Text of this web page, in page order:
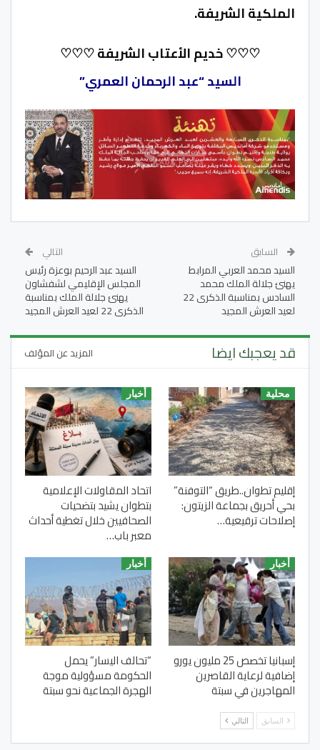
الملكية الشريفة.
♡♡♡ خديم الأعتاب الشريفة ♡♡♡
السيد “عبد الرحمان العمري”
السابق
السيد محمد العربي المرابط
يهنئ جلالة الملك محمد
السادس بمناسبة الذكرى 22
لعيد العرش المجيد
التالي
السيد عبد الرحيم بوعزة رئيس
المجلس الإقليمي لشفشاون
يهنئ جلالة الملك بمناسبة
الذكرى 22 لعيد العرش المجيد
قد يعجبك ايضا المزيد عن المؤلف
محلية
إقليم تطوان..طريق “التوفنة”
بحي أحريق بجماعة الزيتون:
إصلاحات ترقيعية…
أخبار
اتحاد المقاولات الإعلامية
بتطوان يشيد بتضحيات
الصحافيين خلال تغطية أحداث
معبر باب…
أخبار
إسبانيا تخصص 25 مليون يورو
إضافية لرعاية القاصرين
المهاجرين في سبتة
أخبار
“تحالف اليسار” يحمل
الحكومة مسؤولية موجة
الهجرة الجماعية نحو سبتة
السابق التالي